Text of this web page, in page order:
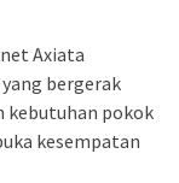
Axiata
bergerak
kebutuhan pokok
kesempatan